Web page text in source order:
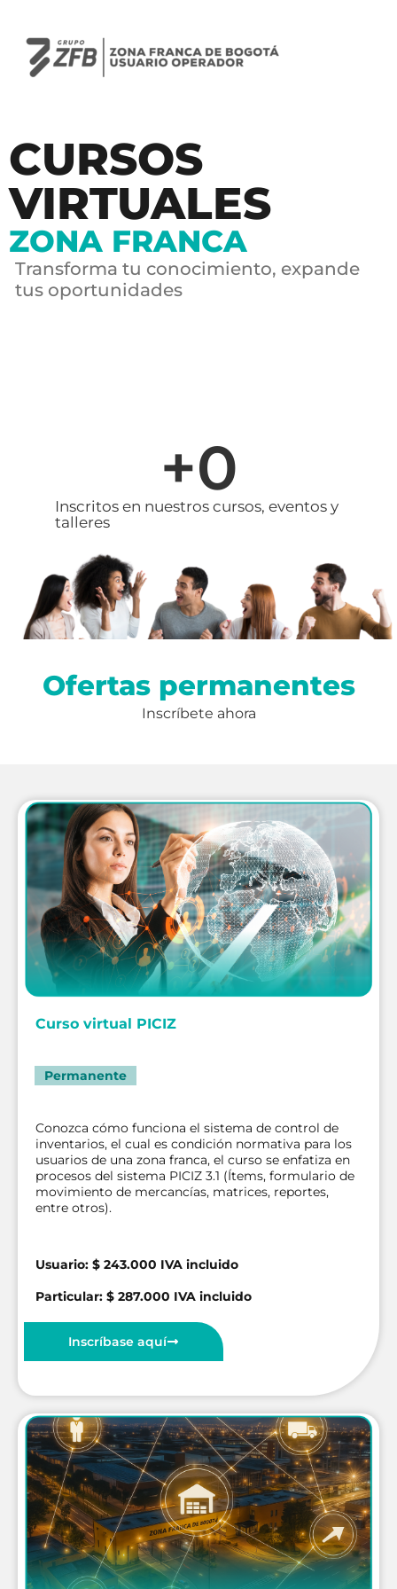
CURSOS
VIRTUALES
ZONA FRANCA
Transforma tu conocimiento, expande
tus oportunidades
Inscritos en nuestros cursos, eventos y
talleres
+0
Ofertas permanentes
Inscríbete ahora
Curso virtual PICIZ
Permanente
Conozca cómo funciona el sistema de control de
inventarios, el cual es condición normativa para los
usuarios de una zona franca, el curso se enfatiza en
procesos del sistema PICIZ 3.1 (Ítems, formulario de
movimiento de mercancías, matrices, reportes,
entre otros).
Usuario: $ 243.000 IVA incluido
Particular: $ 287.000 IVA incluido
Inscríbase aquí